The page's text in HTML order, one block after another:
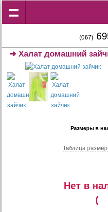
(067)
➜Халат домашний
Размеры в
Таблица
Нет в
(